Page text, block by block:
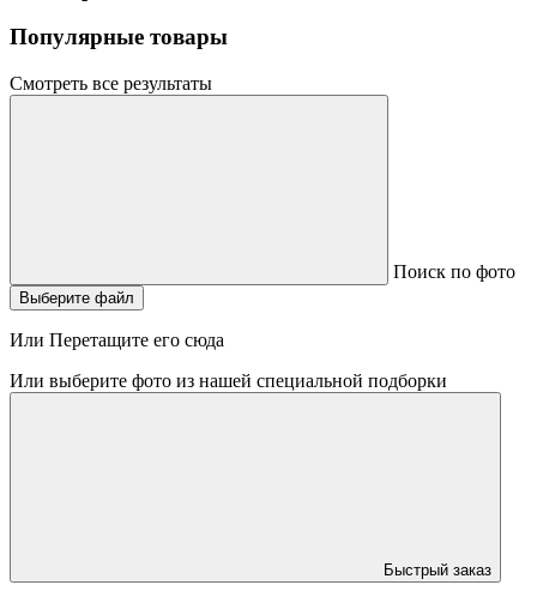
Популярные товары
Смотреть все результаты
Поиск по фото
Выберите файл
Или Перетащите его сюда
Или выберите фото из нашей специальной подборки
Быстрый заказ